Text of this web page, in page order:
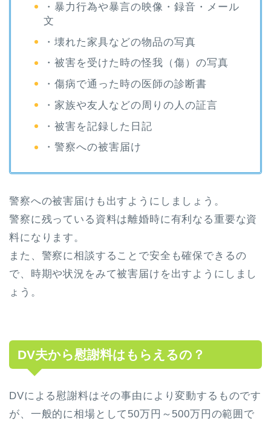
・暴力行為や暴言の映像・録音・メール
文
・壊れた家具などの物品の写真
・被害を受けた時の怪我（傷）の写真
・傷病で通った時の医師の診断書
・家族や友人などの周りの人の証言
・被害を記録した日記
・警察への被害届け
警察への被害届けも出すようにしましょう。
警察に残っている資料は離婚時に有利なる重要な資
料になります。
また、警察に相談することで安全も確保できるの
で、時期や状況をみて被害届けを出すようにしまし
ょう。
DV夫から慰謝料はもらえるの？
DVによる慰謝料はその事由により変動するものです
が、一般的に相場として50万円～500万円の範囲で